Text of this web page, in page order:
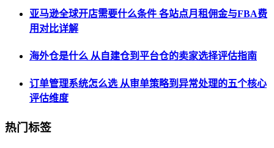
亚马逊全球开店需要什么条件 各站点月租佣金与FBA费
用对比详解
海外仓是什么 从自建仓到平台仓的卖家选择评估指南
订单管理系统怎么选 从审单策略到异常处理的五个核心
评估维度
热门标签